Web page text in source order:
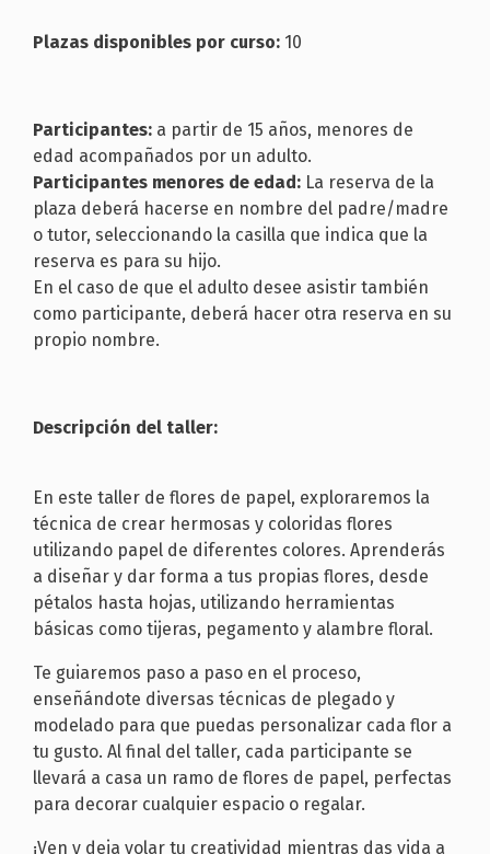
Plazas disponibles por curso: 10
Participantes: a partir de 15 años, menores de
edad acompañados por un adulto.
Participantes menores de edad: La reserva de la
plaza deberá hacerse en nombre del padre/madre
o tutor, seleccionando la casilla que indica que la
reserva es para su hijo.
En el caso de que el adulto desee asistir también
como participante, deberá hacer otra reserva en su
propio nombre.
Descripción del taller:
En este taller de flores de papel, exploraremos la
técnica de crear hermosas y coloridas flores
utilizando papel de diferentes colores. Aprenderás
a diseñar y dar forma a tus propias flores, desde
pétalos hasta hojas, utilizando herramientas
básicas como tijeras, pegamento y alambre floral.
Te guiaremos paso a paso en el proceso,
enseñándote diversas técnicas de plegado y
modelado para que puedas personalizar cada flor a
tu gusto. Al final del taller, cada participante se
llevará a casa un ramo de flores de papel, perfectas
para decorar cualquier espacio o regalar.
¡Ven y deja volar tu creatividad mientras das vida a